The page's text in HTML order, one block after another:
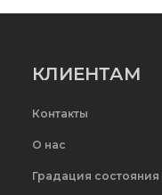
КЛИЕНТАМ
Контакты
О нас
Градация состояния